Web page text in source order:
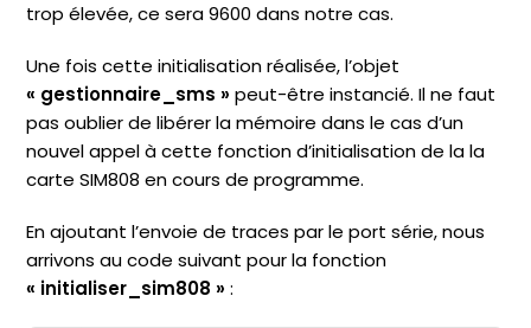
trop élevée, ce sera 9600 dans notre cas.
Une fois cette initialisation réalisée, l’objet
« gestionnaire_sms » peut-être instancié. Il ne faut
pas oublier de libérer la mémoire dans le cas d’un
nouvel appel à cette fonction d’initialisation de la la
carte SIM808 en cours de programme.
En ajoutant l’envoie de traces par le port série, nous
arrivons au code suivant pour la fonction
« initialiser_sim808 » :